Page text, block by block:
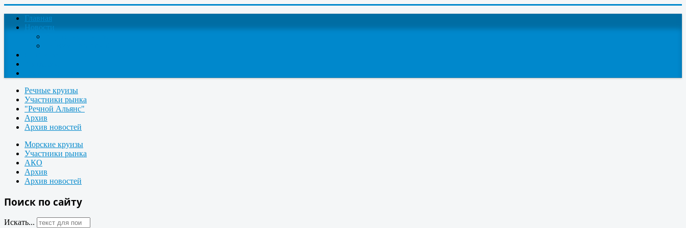
Главная
Новости
Речные круизы
Участники рынка
"Речной Альянс"
Архив
Архив новостей
Морские круизы
Участники рынка
АКО
Архив
Архив новостей
Поиск по сайту
Искать...